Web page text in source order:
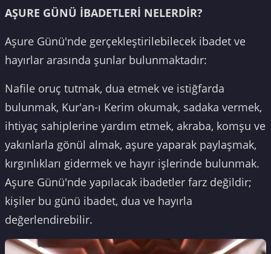
AŞURE GÜNÜ İBADETLERİ NELERDİR?
Aşure Günü'nde gerçekleştirilebilecek ibadet ve
hayırlar arasında şunlar bulunmaktadır:
Nafile oruç tutmak, dua etmek ve istiğfarda
bulunmak, Kur'an-ı Kerim okumak, sadaka vermek,
ihtiyaç sahiplerine yardım etmek, akraba, komşu ve
yakınlarla gönül almak, aşure yaparak paylaşmak,
kırgınlıkları gidermek ve hayır işlerinde bulunmak.
Aşure Günü'nde yapılacak ibadetler farz değildir;
kişiler bu günü ibadet, dua ve hayırla
değerlendirebilir.